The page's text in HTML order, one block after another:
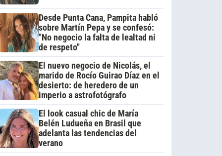
Desde Punta Cana, Pampita habló
sobre Martín Pepa y se confesó:
"No negocio la falta de lealtad ni
de respeto"
El nuevo negocio de Nicolás, el
marido de Rocío Guirao Díaz en el
desierto: de heredero de un
imperio a astrofotógrafo
El look casual chic de María
Belén Ludueña en Brasil que
adelanta las tendencias del
verano